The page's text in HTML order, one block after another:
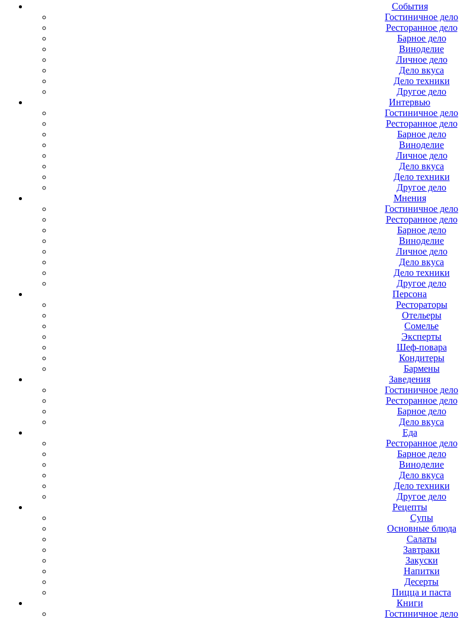
События
Гостиничное дело
Ресторанное дело
Барное дело
Виноделие
Личное дело
Дело вкуса
Дело техники
Другое дело
Интервью
Гостиничное дело
Ресторанное дело
Барное дело
Виноделие
Личное дело
Дело вкуса
Дело техники
Другое дело
Мнения
Гостиничное дело
Ресторанное дело
Барное дело
Виноделие
Личное дело
Дело вкуса
Дело техники
Другое дело
Персона
Рестораторы
Отельеры
Сомелье
Эксперты
Шеф-повара
Кондитеры
Бармены
Заведения
Гостиничное дело
Ресторанное дело
Барное дело
Дело вкуса
Еда
Ресторанное дело
Барное дело
Виноделие
Дело вкуса
Дело техники
Другое дело
Рецепты
Супы
Основные блюда
Салаты
Завтраки
Закуски
Напитки
Десерты
Пицца и паста
Книги
Гостиничное дело